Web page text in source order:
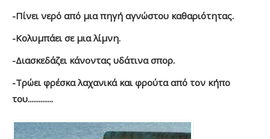
-Πίνει νερό από μια πηγή αγνώστου καθαριότητας.
-Κολυμπάει σε μια λίμνη.
-Διασκεδάζει κάνοντας υδάτινα σπορ.
-Τρώει φρέσκα λαχανικά και φρούτα από τον κήπο
του..............